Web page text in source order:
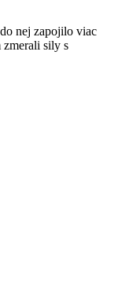
nej zapojilo viac
zmerali sily s